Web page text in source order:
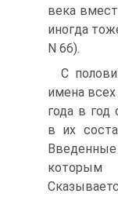
века
иногда
N 66).
С
имена
года в
в их